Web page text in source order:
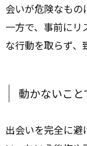
会いが危険なもの
一方で、事前に
な行動を取らず、
動かないこ
出会いを完全に